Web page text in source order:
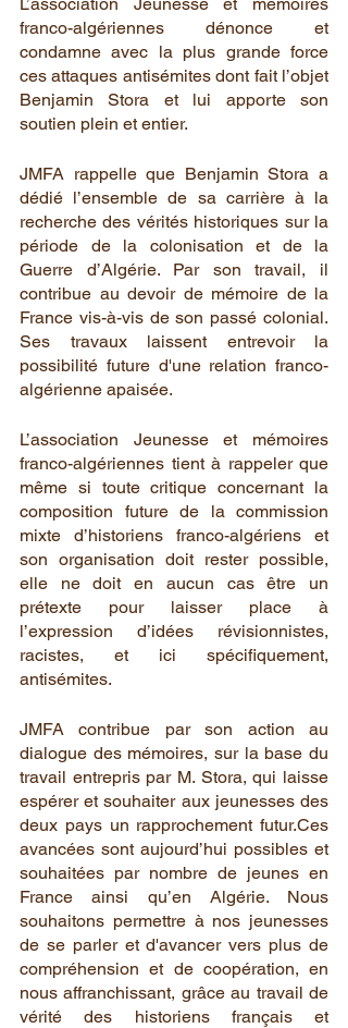
franco-algériennes dénonce et
condamne avec la plus grande force
ces attaques antisémites dont fait l’objet
Benjamin Stora et lui apporte son
soutien plein et entier.
JMFA rappelle que Benjamin Stora a
dédié l’ensemble de sa carrière à la
recherche des vérités historiques sur la
période de la colonisation et de la
Guerre d’Algérie. Par son travail, il
contribue au devoir de mémoire de la
France vis-à-vis de son passé colonial.
Ses travaux laissent entrevoir la
possibilité future d'une relation franco-
algérienne apaisée.
L’association Jeunesse et mémoires
franco-algériennes tient à rappeler que
même si toute critique concernant la
composition future de la commission
mixte d’historiens franco-algériens et
son organisation doit rester possible,
elle ne doit en aucun cas être un
prétexte pour laisser place à
l’expression d’idées révisionnistes,
racistes, et ici spécifiquement,
antisémites.
JMFA contribue par son action au
dialogue des mémoires, sur la base du
travail entrepris par M. Stora, qui laisse
espérer et souhaiter aux jeunesses des
deux pays un rapprochement futur.Ces
avancées sont aujourd’hui possibles et
souhaitées par nombre de jeunes en
France ainsi qu’en Algérie. Nous
souhaitons permettre à nos jeunesses
de se parler et d'avancer vers plus de
compréhension et de coopération, en
nous affranchissant, grâce au travail de
vérité des historiens français et